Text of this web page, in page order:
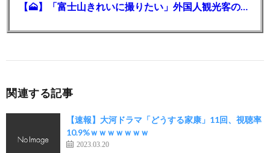
【🗻】「富士山きれいに撮りたい」外国人観光客のレンタカー事故が急増…「ハンドルが逆で慣れず」、道の狭さも
関連する記事
【速報】大河ドラマ「どうする家康」11回、視聴率
10.9%ｗｗｗｗｗｗｗ
2023.03.20